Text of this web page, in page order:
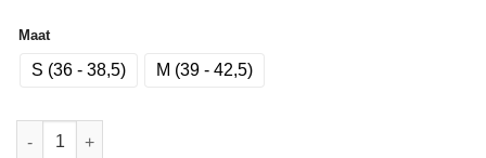
Maat
S (36 - 38,5) M (39 - 42,5)
Antislip Sokken Savvy Drift - Tavi aantal